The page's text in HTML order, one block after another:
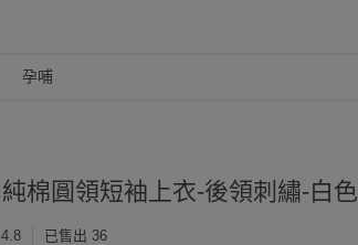
孕哺
純棉圓領短袖上衣-後領刺繡-白色
4.8 已售出 36